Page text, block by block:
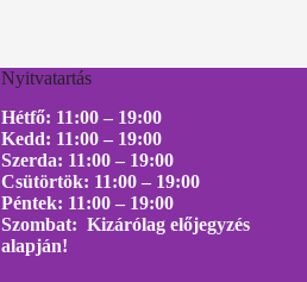
Nyitvatartás
Hétfő: 11:00 – 19:00
Kedd: 11:00 – 19:00
Szerda: 11:00 – 19:00
Csütörtök: 11:00 – 19:00
Péntek: 11:00 – 19:00
Szombat: Kizárólag előjegyzés
alapján!